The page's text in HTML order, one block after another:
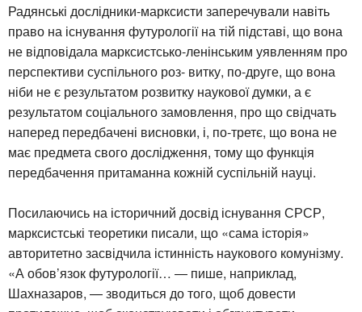
Радянські дослідники-марксисти заперечували навіть
право на існування футурології на тій підставі, що вона
не відповідала марксистсько-ленінським уявленням про
перспективи суспільного роз- витку, по-друге, що вона
ніби не є результатом розвитку наукової думки, а є
результатом соціального замовлення, про що свідчать
наперед передбачені висновки, і, по-третє, що вона не
має предмета свого дослідження, тому що функція
передбачення притаманна кожній суспільній науці.
Посилаючись на історичний досвід існування СРСР,
марксистські теоретики писали, що «сама історія»
авторитетно засвідчила істинність наукового комунізму.
«А обов’язок футурології… — пише, наприклад,
Шахназаров, — зводиться до того, щоб довести